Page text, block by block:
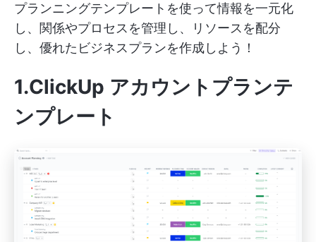
プランニングテンプレートを使って情報を一元化
し、関係やプロセスを管理し、リソースを配分
し、優れたビジネスプランを作成しよう！
1.ClickUp アカウントプランテ
ンプレート